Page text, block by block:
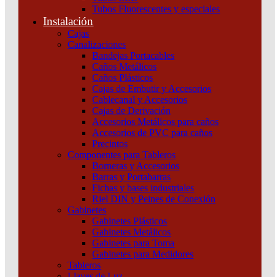
Tubos Fluorescentes y especiales
Instalación
Cajas
Canalizaciones
Bandejas Portacables
Caños Metálicos
Caños Plásticos
Cajas de Embutir y Accesorios
Cablecanal y Accesorios
Cajas de Derivación
Accesorios Metálicos para caños
Accesorios de PVC para caños
Precintos
Componentes para Tableros
Borneras y Accesorios
Barras y Portabarras
Fichas y bases industriales
Riel DIN y Peines de Conexión
Gabinetes
Gabinetes Plásticos
Gabinetes Metálicos
Gabinetes para Toma
Gabinetes para Medidores
Tableros